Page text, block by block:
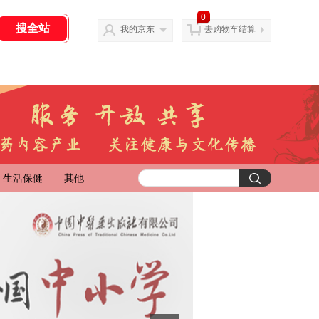
我的京东
0
去购物车结算
生活保健 其他